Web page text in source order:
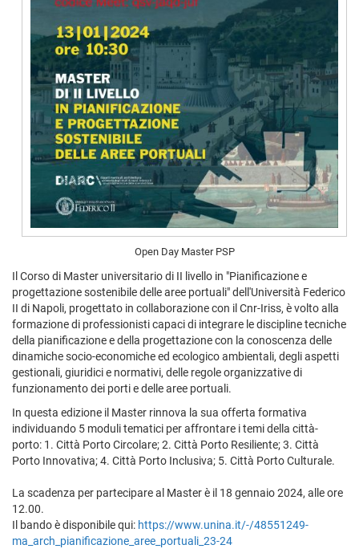
Open Day Master PSP
Il Corso di Master universitario di II livello in "Pianificazione e
progettazione sostenibile delle aree portuali" dell'Università Federico
II di Napoli, progettato in collaborazione con il Cnr-Iriss, è volto alla
formazione di professionisti capaci di integrare le discipline tecniche
della pianificazione e della progettazione con la conoscenza delle
dinamiche socio-economiche ed ecologico ambientali, degli aspetti
gestionali, giuridici e normativi, delle regole organizzative di
funzionamento dei porti e delle aree portuali.
In questa edizione il Master rinnova la sua offerta formativa
individuando 5 moduli tematici per affrontare i temi della città-
porto: 1. Città Porto Circolare; 2. Città Porto Resiliente; 3. Città
Porto Innovativa; 4. Città Porto Inclusiva; 5. Città Porto Culturale.
La scadenza per partecipare al Master è il 18 gennaio 2024, alle ore
12.00.
Il bando è disponibile qui: https://www.unina.it/-/48551249-
ma_arch_pianificazione_aree_portuali_23-24